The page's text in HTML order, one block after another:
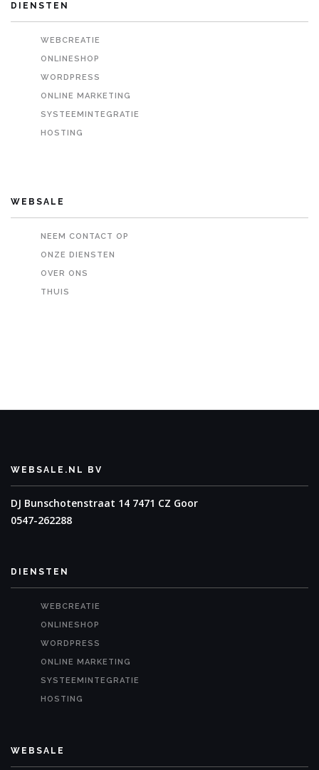
DIENSTEN
WEBCREATIE
ONLINESHOP
WORDPRESS
ONLINE MARKETING
SYSTEEMINTEGRATIE
HOSTING
WEBSALE
NEEM CONTACT OP
ONZE DIENSTEN
OVER ONS
THUIS
WEBSALE.NL BV
DJ Bunschotenstraat 14 7471 CZ Goor
0547-262288
DIENSTEN
WEBCREATIE
ONLINESHOP
WORDPRESS
ONLINE MARKETING
SYSTEEMINTEGRATIE
HOSTING
WEBSALE